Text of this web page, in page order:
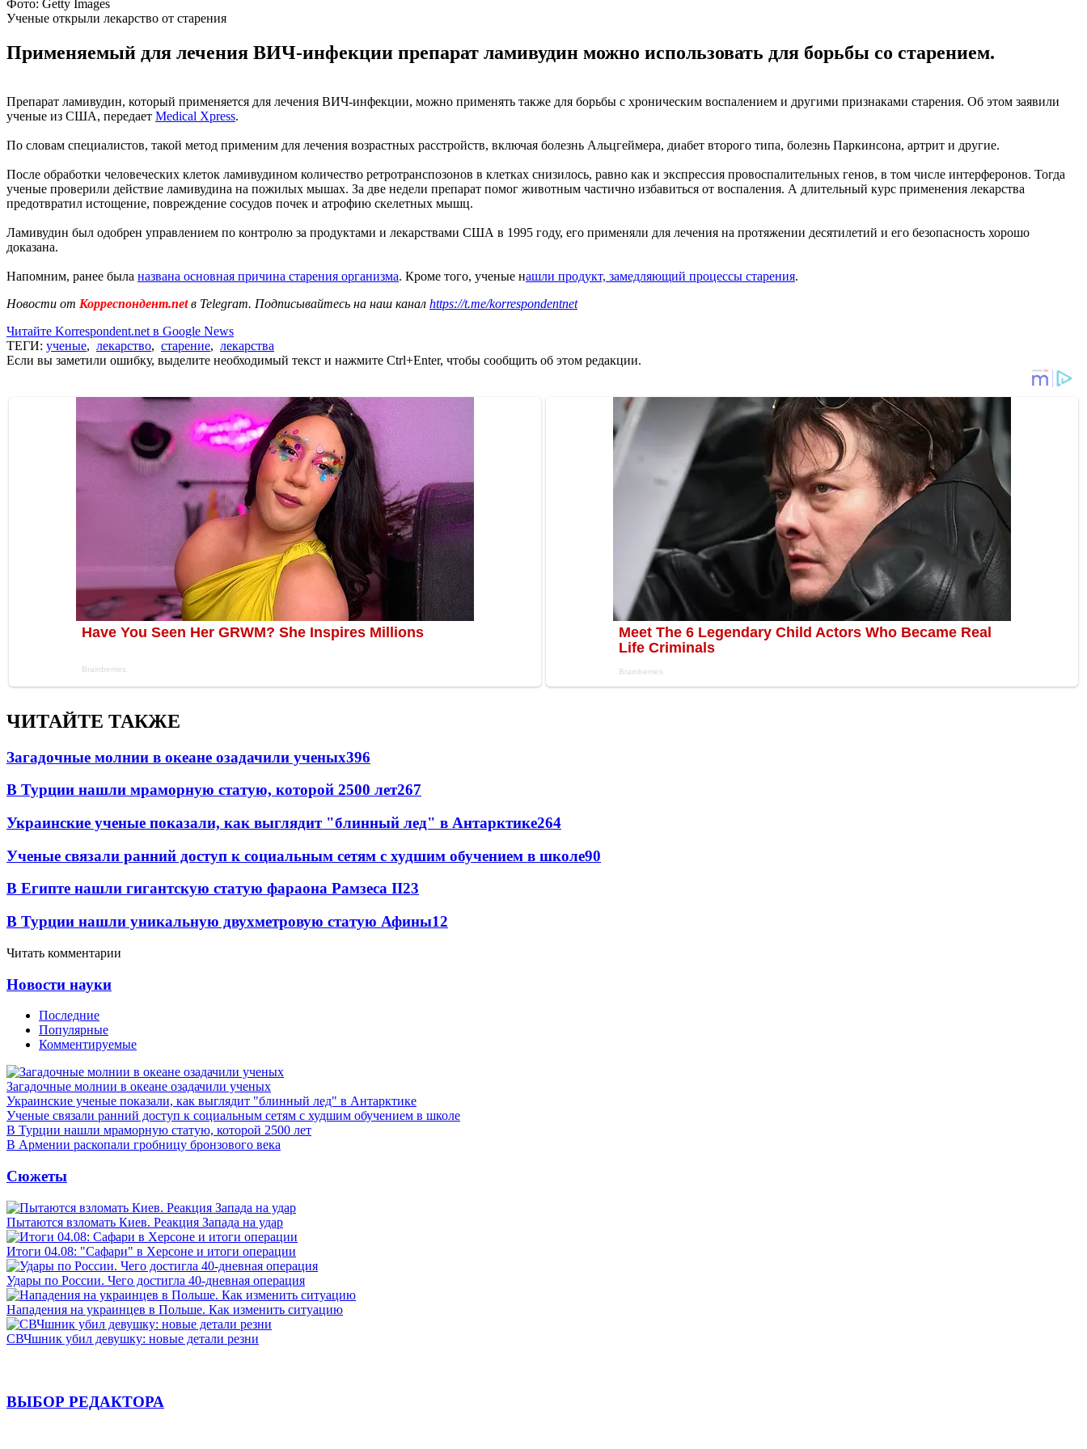
Фото: Getty Images
Ученые открыли лекарство от старения
Применяемый для лечения ВИЧ-инфекции препарат ламивудин можно использовать для борьбы со старением.
Препарат ламивудин, который применяется для лечения ВИЧ-инфекции, можно применять также для борьбы с хроническим воспалением и другими признаками старения. Об этом заявили
ученые из США, передает Medical Xpress.
По словам специалистов, такой метод применим для лечения возрастных расстройств, включая болезнь Альцгеймера, диабет второго типа, болезнь Паркинсона, артрит и другие.
После обработки человеческих клеток ламивудином количество ретротранспозонов в клетках снизилось, равно как и экспрессия провоспалительных генов, в том числе интерферонов. Тогда
ученые проверили действие ламивудина на пожилых мышах. За две недели препарат помог животным частично избавиться от воспаления. А длительный курс применения лекарства
предотвратил истощение, повреждение сосудов почек и атрофию скелетных мышц.
Ламивудин был одобрен управлением по контролю за продуктами и лекарствами США в 1995 году, его применяли для лечения на протяжении десятилетий и его безопасность хорошо
доказана.
Напомним, ранее была названа основная причина старения организма. Кроме того, ученые нашли продукт, замедляющий процессы старения.
Новости от Корреспондент.netв Telegram. Подписывайтесь на наш канал https://t.me/korrespondentnet
Читайте Korrespondent.net в Google News
ТЕГИ: ученые, лекарство, старение, лекарства
Если вы заметили ошибку, выделите необходимый текст и нажмите Ctrl+Enter, чтобы сообщить об этом редакции.
ЧИТАЙТЕ ТАКЖЕ
Загадочные молнии в океане озадачили ученых396
В Турции нашли мраморную статую, которой 2500 лет267
Украинские ученые показали, как выглядит "блинный лед" в Антарктике264
Ученые связали ранний доступ к социальным сетям с худшим обучением в школе90
В Египте нашли гигантскую статую фараона Рамзеса II23
В Турции нашли уникальную двухметровую статую Афины12
Читать комментарии
Новости науки
Последние
Популярные
Комментируемые
Загадочные молнии в океане озадачили ученых
Украинские ученые показали, как выглядит "блинный лед" в Антарктике
Ученые связали ранний доступ к социальным сетям с худшим обучением в школе
В Турции нашли мраморную статую, которой 2500 лет
В Армении раскопали гробницу бронзового века
Сюжеты
Пытаются взломать Киев. Реакция Запада на удар
Итоги 04.08: "Сафари" в Херсоне и итоги операции
Удары по России. Чего достигла 40-дневная операция
Нападения на украинцев в Польше. Как изменить ситуацию
СВЧшник убил девушку: новые детали резни
ВЫБОР РЕДАКТОРА